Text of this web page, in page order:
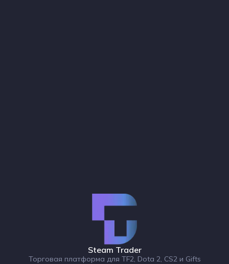
Steam Trader
Торговая платформа для TF2, Dota 2, CS2 и Gifts